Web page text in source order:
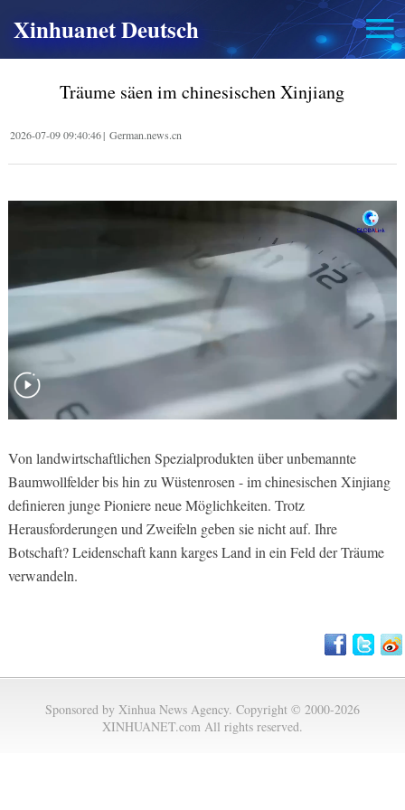
Xinhuanet Deutsch
Träume säen im chinesischen Xinjiang
2026-07-09 09:40:46| German.news.cn
Von landwirtschaftlichen Spezialprodukten über unbemannte
Baumwollfelder bis hin zu Wüstenrosen - im chinesischen Xinjiang
definieren junge Pioniere neue Möglichkeiten. Trotz
Herausforderungen und Zweifeln geben sie nicht auf. Ihre
Botschaft? Leidenschaft kann karges Land in ein Feld der Träume
verwandeln.
Sponsored by Xinhua News Agency. Copyright © 2000-2026
XINHUANET.com All rights reserved.